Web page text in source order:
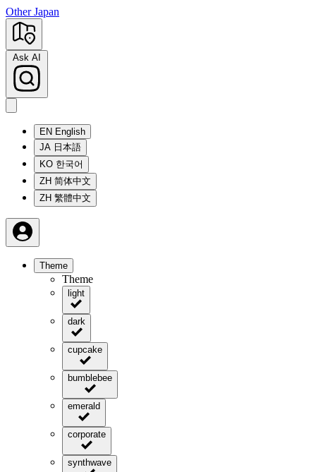
Other Japan
Ask AI
EN English
JA 日本語
KO 한국어
ZH 简体中文
ZH 繁體中文
Theme
Theme
light
dark
cupcake
bumblebee
emerald
corporate
synthwave